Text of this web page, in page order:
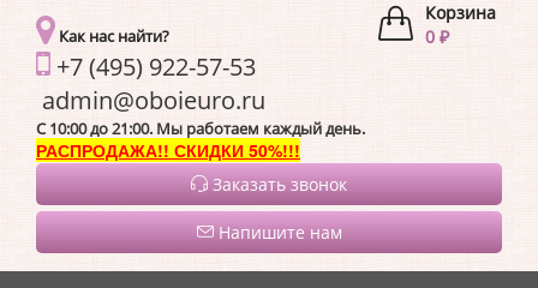
Корзина
0 ₽
Как нас найти?
+7 (495) 922-57-53
C 10:00 до 21:00. Мы работаем каждый день.
РАСПРОДАЖА!! СКИДКИ 50%!!!
Заказать звонок
Напишите нам